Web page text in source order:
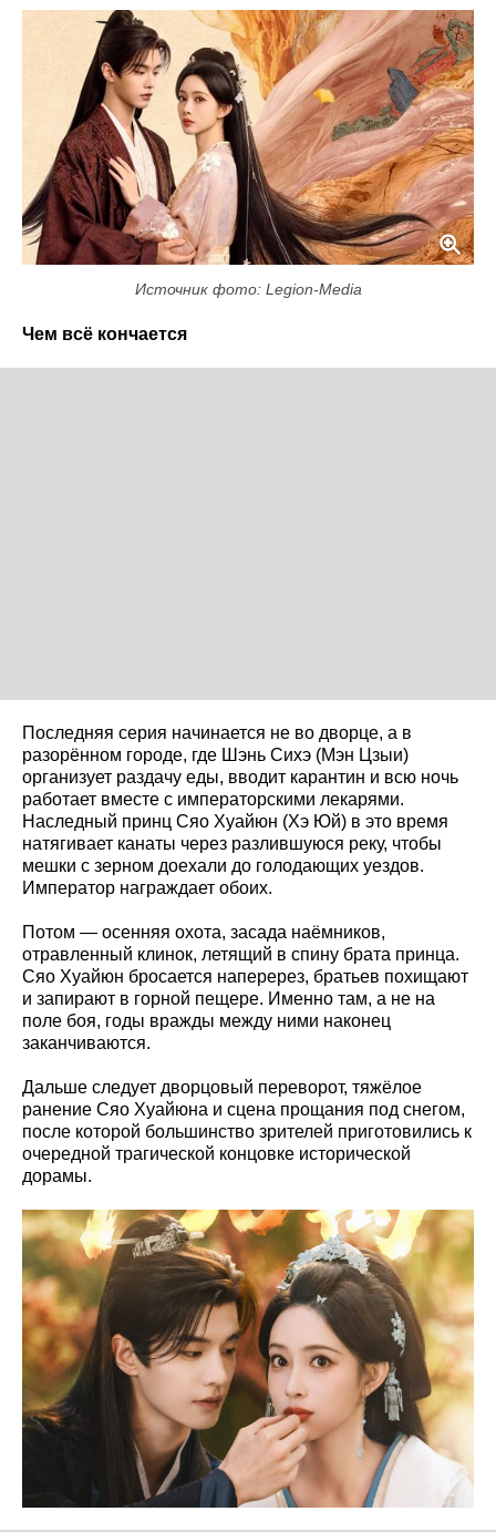
Источник фото: Legion-Media
Чем всё кончается
Последняя серия начинается не во дворце, а в
разорённом городе, где Шэнь Сихэ (Мэн Цзыи)
организует раздачу еды, вводит карантин и всю ночь
работает вместе с императорскими лекарями.
Наследный принц Сяо Хуайюн (Хэ Юй) в это время
натягивает канаты через разлившуюся реку, чтобы
мешки с зерном доехали до голодающих уездов.
Император награждает обоих.
Потом — осенняя охота, засада наёмников,
отравленный клинок, летящий в спину брата принца.
Сяо Хуайюн бросается наперерез, братьев похищают
и запирают в горной пещере. Именно там, а не на
поле боя, годы вражды между ними наконец
заканчиваются.
Дальше следует дворцовый переворот, тяжёлое
ранение Сяо Хуайюна и сцена прощания под снегом,
после которой большинство зрителей приготовились к
очередной трагической концовке исторической
дорамы.